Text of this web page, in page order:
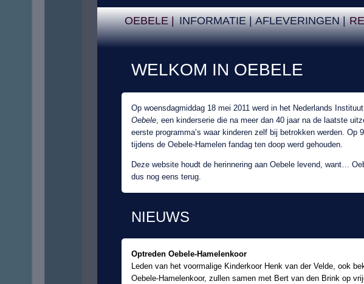
WELKOM IN OEBELE
NIEUWS
Optreden Oebele-Hamelenkoor
Leden van het voormalige Kinderkoor Henk van der Velde, ook
Oebele-Hamelenkoor, zullen samen met Bert van den Brink op
Op woensdagmiddag 18 mei 2011 werd in het Nederlands
Oebele, een kinderserie die na meer dan 40 jaar na de laatste
eerste programma’s waar kinderen zelf bij betrokken werden. Op
tijdens de Oebele-Hamelen fandag ten doop werd gehouden.
Deze website houdt de herinnering aan Oebele levend, want…
dus nog eens terug.
INFORMATIE | AFLEVERINGEN |
OEBELE |